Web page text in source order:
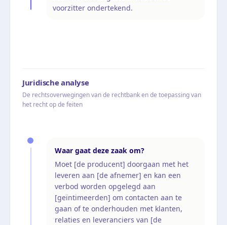
voorzitter ondertekend.
Juridische analyse
De rechtsoverwegingen van de rechtbank en de toepassing van
het recht op de feiten
Waar gaat deze zaak om?
Moet [de producent] doorgaan met het
leveren aan [de afnemer] en kan een
verbod worden opgelegd aan
[geïntimeerden] om contacten aan te
gaan of te onderhouden met klanten,
relaties en leveranciers van [de